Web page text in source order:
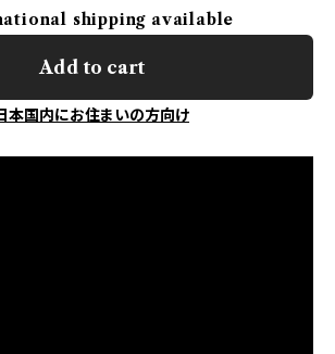
shipping available
Add to cart
本国内にお住まいの方向け